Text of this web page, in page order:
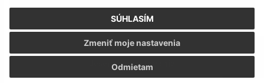
SÚHLASÍM
Odmietam
Zmeniť moje nastavenia
Jesenné upratovanie